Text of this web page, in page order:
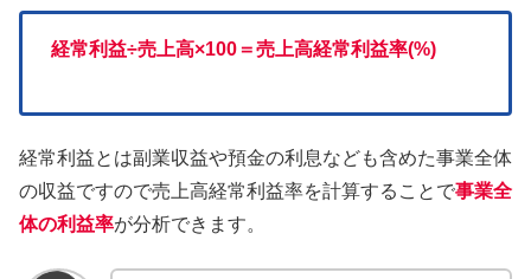
経常利益÷売上高×100＝売上高経常利益率(%)
経常利益とは副業収益や預金の利息なども含めた事業全体
の収益ですので売上高経常利益率を計算することで事業全
体の利益率が分析できます。